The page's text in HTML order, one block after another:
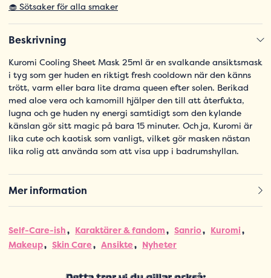
🧁 Sötsaker för alla smaker
Beskrivning
Kuromi Cooling Sheet Mask 25ml är en svalkande ansiktsmask
i tyg som ger huden en riktigt fresh cooldown när den känns
trött, varm eller bara lite drama queen efter solen. Berikad
med aloe vera och kamomill hjälper den till att återfukta,
lugna och ge huden ny energi samtidigt som den kylande
känslan gör sitt magic på bara 15 minuter. Och ja, Kuromi är
lika cute och kaotisk som vanligt, vilket gör masken nästan
lika rolig att använda som att visa upp i badrumshyllan.
Mer information
Self-Care-ish Karaktärer & fandom Sanrio
Kuromi
Makeup
Skin Care Ansikte Nyheter